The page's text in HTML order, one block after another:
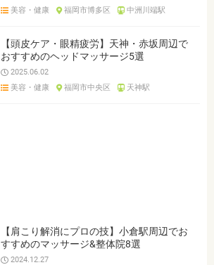
美容・健康
福岡市博多区 中洲川端駅
【頭皮ケア・眼精疲労】天神・赤坂周辺で
おすすめのヘッドマッサージ5選
2025.06.02
美容・健康
福岡市中央区 天神駅
【肩こり解消にプロの技】小倉駅周辺でお
すすめのマッサージ&整体院8選
2024.12.27